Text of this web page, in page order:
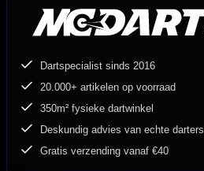
Dartspecialist sinds 2016
20.000+ artikelen op voorraad
350m² fysieke dartwinkel
Deskundig advies van echte darters
Gratis verzending vanaf €40